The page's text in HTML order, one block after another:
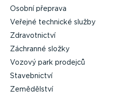
Osobní přeprava
Veřejné technické služby
Zdravot­nictví
Záchranné složky
Vozový park prodejců
Staveb­nictví
Zemědělství